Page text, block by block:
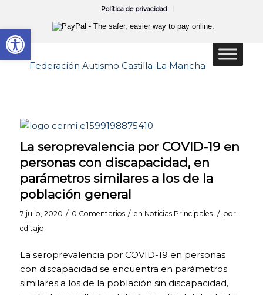
Política de privacidad
La seroprevalencia por COVID-19 en
personas con discapacidad, en
parámetros similares a los de la
población general
7 julio, 2020 / 0 Comentarios / en Noticias Principales / por
editajo
La seroprevalencia por COVID-19 en personas
con discapacidad se encuentra en parámetros
similares a los de la población sin discapacidad,
Abrir barra de herramientas